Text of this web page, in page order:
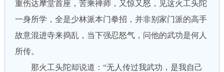
重伤达摩堂首座，苦乘禅师，又惊又怒，见这火工头陀
一身所学，全是少林派本门拳招，并非别家门派的高手
故意混进寺来捣乱，当下强忍怒气，问他的武功是何人
所传。
那火工头陀却说道：“无人传过我武功，是我自己